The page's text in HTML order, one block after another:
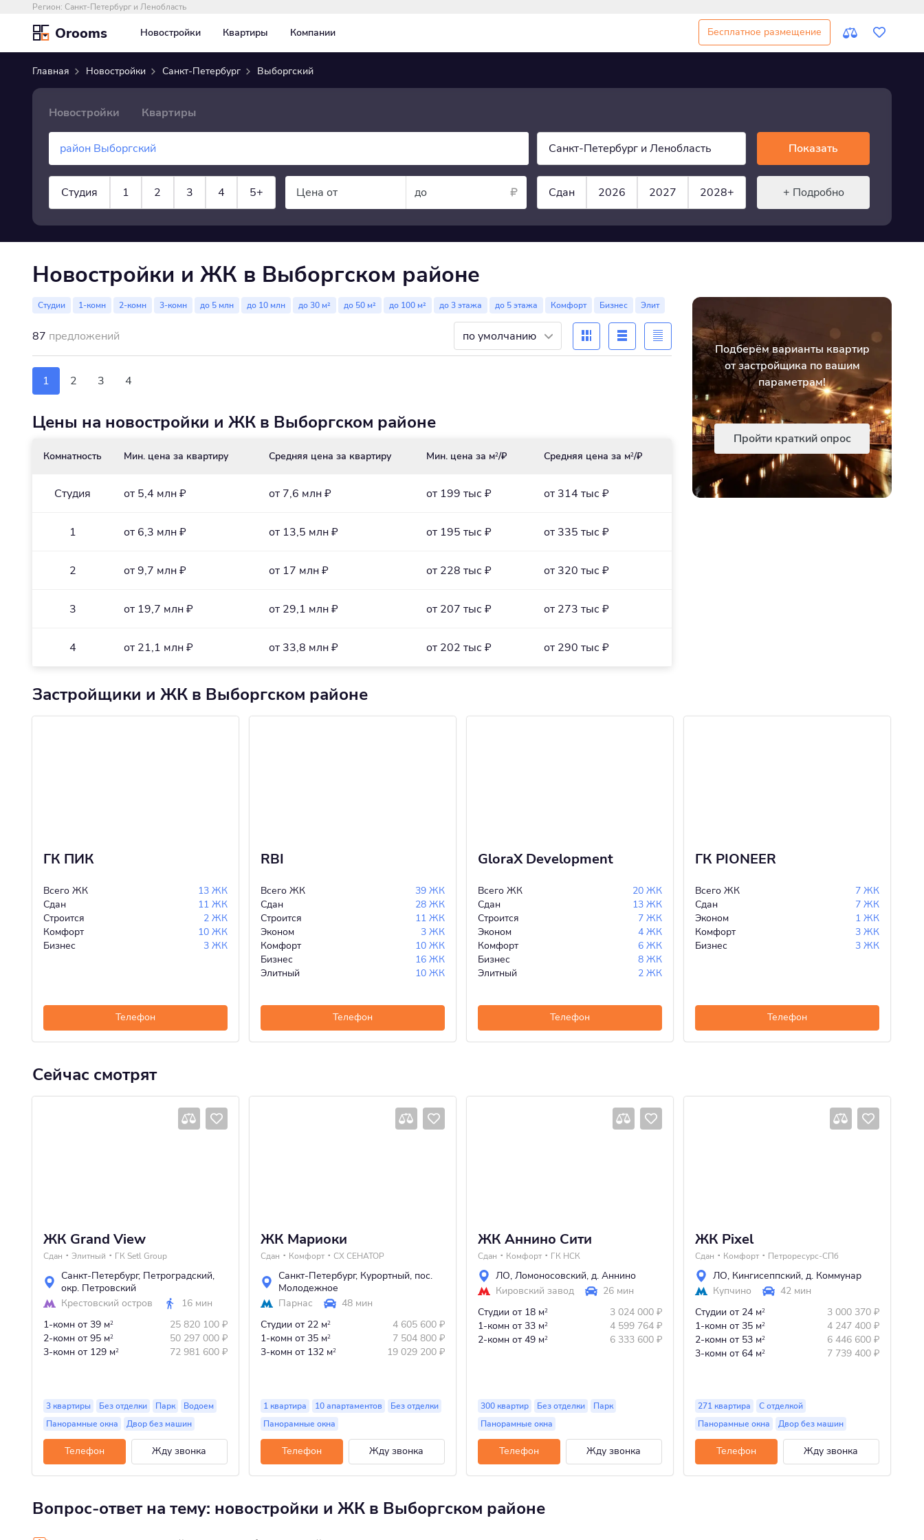
Регион: Санкт-Петербург и Ленобласть
Orooms Новостройки Квартиры Компании Бесплатное размещение
Главная Новостройки Санкт-Петербург Выборгский
Новостройки Квартиры
Санкт-Петербург и Ленобласть
Студия 1 2 3 4 5+ Цена от до Сдан 2026 2027 2028+
Показать
+ Подробно
Новостройки и ЖК в Выборгском районе
Студии 1-комн 2-комн 3-комн до 5 млн до 10 млн до 30 м² до 50 м² до 100 м² до 3 этажа до 5 этажа Комфорт Бизнес Элит
87 предложений по умолчанию
1 2 3 4
Цены на новостройки и ЖК в Выборгском районе
Комнатность Мин. цена за квартиру Средняя цена за квартиру Мин. цена за м2/₽ Средняя цена за м2/₽
Студия от 5,4 млн ₽ от 7,6 млн ₽ от 199 тыс ₽ от 314 тыс ₽
1 от 6,3 млн ₽ от 13,5 млн ₽ от 195 тыс ₽ от 335 тыс ₽
2 от 9,7 млн ₽ от 17 млн ₽ от 228 тыс ₽ от 320 тыс ₽
3 от 19,7 млн ₽ от 29,1 млн ₽ от 207 тыс ₽ от 273 тыс ₽
4 от 21,1 млн ₽ от 33,8 млн ₽ от 202 тыс ₽ от 290 тыс ₽
Подберём варианты квартир
от застройщика по вашим
параметрам!
Пройти краткий опрос
Застройщики и ЖК в Выборгском районе
ГК ПИК
Всего ЖК
13 ЖК
Сдан
11 ЖК
Строится
2 ЖК
Комфорт
10 ЖК
Бизнес
3 ЖК
Телефон
RBI
Всего ЖК
39 ЖК
Сдан
28 ЖК
Строится
11 ЖК
Эконом
3 ЖК
Комфорт
10 ЖК
Бизнес
16 ЖК
Элитный
10 ЖК
Телефон
GloraX Development
Всего ЖК
20 ЖК
Сдан
13 ЖК
Строится
7 ЖК
Эконом
4 ЖК
Комфорт
6 ЖК
Бизнес
8 ЖК
Элитный
2 ЖК
Телефон
ГК PIONEER
Всего ЖК
7 ЖК
Сдан
7 ЖК
Эконом
1 ЖК
Комфорт
3 ЖК
Бизнес
3 ЖК
Телефон
Сейчас смотрят
ЖК Grand View
Сдан Элитный ГК Setl Group
Санкт-Петербург, Петроградский,
окр. Петровский
Крестовский остров
16 мин
1-комн от 39 м2 25 820 100 ₽
2-комн от 95 м2 50 297 000 ₽
3-комн от 129 м2 72 981 600 ₽
3 квартиры Без отделки Парк
Водоем
Панорамные окна
Двор без машин
Телефон Жду звонка
ЖК Мариоки
Сдан Комфорт СХ СЕНАТОР
Санкт-Петербург, Курортный, пос.
Молодежное
Парнас
48 мин
Студии от 22 м2 4 605 600 ₽
1-комн от 35 м2 7 504 800 ₽
3-комн от 132 м2 19 029 200 ₽
1 квартира 10 апартаментов
Без отделки
Панорамные окна
Телефон Жду звонка
ЖК Аннино Сити
Сдан Комфорт ГК НСК
ЛО, Ломоносовский, д. Аннино
Кировский завод
26 мин
Студии от 18 м2 3 024 000 ₽
1-комн от 33 м2 4 599 764 ₽
2-комн от 49 м2 6 333 600 ₽
300 квартир Без отделки
Парк
Панорамные окна
Телефон Жду звонка
ЖК Pixel
Сдан Комфорт Петроресурс-СПб
ЛО, Кингисеппский, д. Коммунар
Купчино
42 мин
Студии от 24 м2 3 000 370 ₽
1-комн от 35 м2 4 247 400 ₽
2-комн от 53 м2 6 446 600 ₽
3-комн от 64 м2 7 739 400 ₽
271 квартира
С отделкой
Панорамные окна
Двор без машин
Телефон Жду звонка
Вопрос-ответ на тему: новостройки и ЖК в Выборгском районе